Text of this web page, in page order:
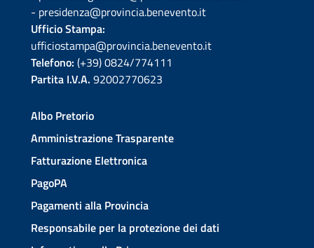
- presidenza@provincia.benevento.it
Ufficio Stampa:
ufficiostampa@provincia.benevento.it
Telefono: (+39) 0824/774111
Partita I.V.A. 92002770623
Albo Pretorio
Amministrazione Trasparente
Fatturazione Elettronica
PagoPA
Pagamenti alla Provincia
Responsabile per la protezione dei dati